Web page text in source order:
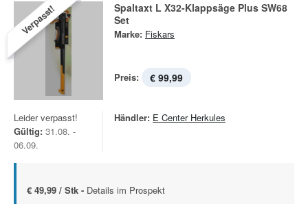
Verpasst!
Spaltaxt L X32-Klappsäge Plus SW68
Set
Marke: Fiskars
Preis: € 99,99
Leider verpasst!
Gültig: 31.08. -
06.09.
Händler: E Center Herkules
€ 49,99 / Stk - Details im Prospekt